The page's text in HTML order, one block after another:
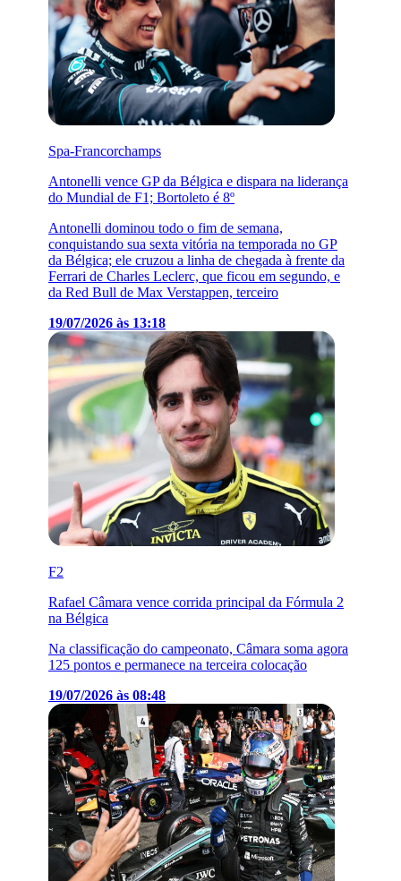
Spa-Francorchamps
Antonelli vence GP da Bélgica e dispara na liderança
do Mundial de F1; Bortoleto é 8º
Antonelli dominou todo o fim de semana,
conquistando sua sexta vitória na temporada no GP
da Bélgica; ele cruzou a linha de chegada à frente da
Ferrari de Charles Leclerc, que ficou em segundo, e
da Red Bull de Max Verstappen, terceiro
19/07/2026 às 13:18
F2
Rafael Câmara vence corrida principal da Fórmula 2
na Bélgica
Na classificação do campeonato, Câmara soma agora
125 pontos e permanece na terceira colocação
19/07/2026 às 08:48